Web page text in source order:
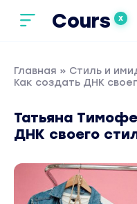
Cours X
Главная » Стиль и
Как создать ДНК
Татьяна
ДНК своего